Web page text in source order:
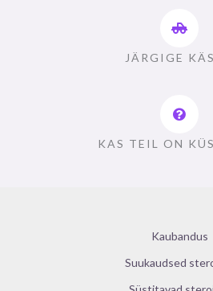
JÄRGIGE
KAS TEIL ON
Kaubandus
Suukaudsed